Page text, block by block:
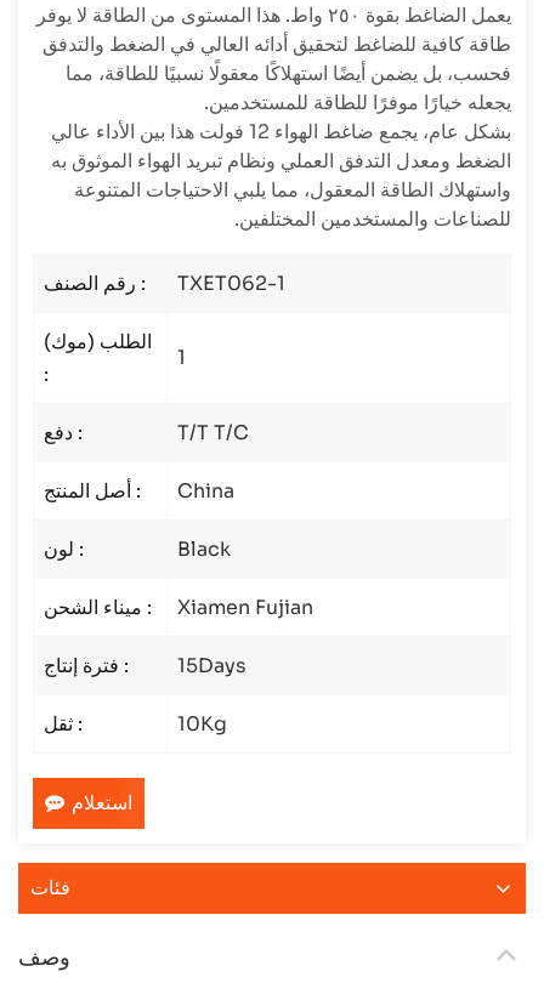
يعمل الضاغط بقوة ٢٥٠ واط. هذا المستوى من الطاقة لا يوفر
طاقة كافية للضاغط لتحقيق أدائه العالي في الضغط والتدفق
فحسب، بل يضمن أيضًا استهلاكًا معقولًا نسبيًا للطاقة، مما
يجعله خيارًا موفرًا للطاقة للمستخدمين.
بشكل عام، يجمع ضاغط الهواء 12 فولت هذا بين الأداء عالي
الضغط ومعدل التدفق العملي ونظام تبريد الهواء الموثوق به
واستهلاك الطاقة المعقول، مما يلبي الاحتياجات المتنوعة
للصناعات والمستخدمين المختلفين.
رقم الصنف : TXET062-1
الطلب (موك)
:
1
دفع : T/T T/C
أصل المنتج : China
لون : Black
ميناء الشحن : Xiamen Fujian
فترة إنتاج : 15Days
ثقل : 10Kg
استعلام
فئات
وصف